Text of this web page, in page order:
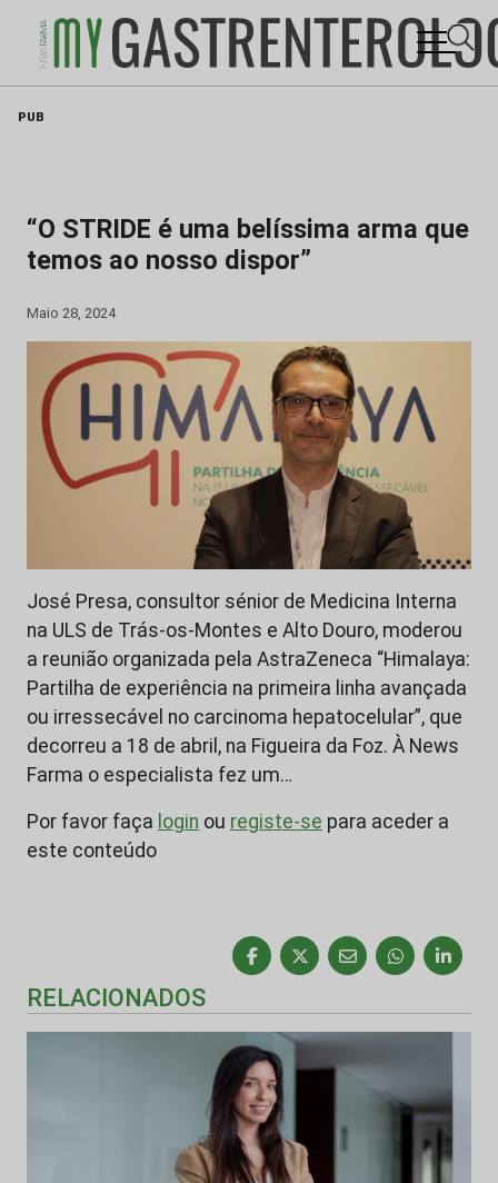
PUB
“O STRIDE é uma belíssima arma que
temos ao nosso dispor”
Maio 28, 2024
José Presa, consultor sénior de Medicina Interna
na ULS de Trás-os-Montes e Alto Douro, moderou
a reunião organizada pela AstraZeneca “Himalaya:
Partilha de experiência na primeira linha avançada
ou irressecável no carcinoma hepatocelular”, que
decorreu a 18 de abril, na Figueira da Foz. À News
Farma o especialista fez um…
Por favor faça login ou registe-se para aceder a
este conteúdo
RELACIONADOS